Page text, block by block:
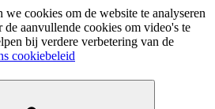
cookies om de website te analyseren
de aanvullende cookies om video's te
bij verdere verbetering van de
cookiebeleid